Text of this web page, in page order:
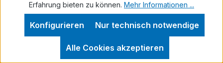
Regulärer Preis:
11,27 €
Erfahrung bieten zu können. Mehr Informationen ...
Nur technisch notwendige
Konfigurieren
Alle Cookies akzeptieren